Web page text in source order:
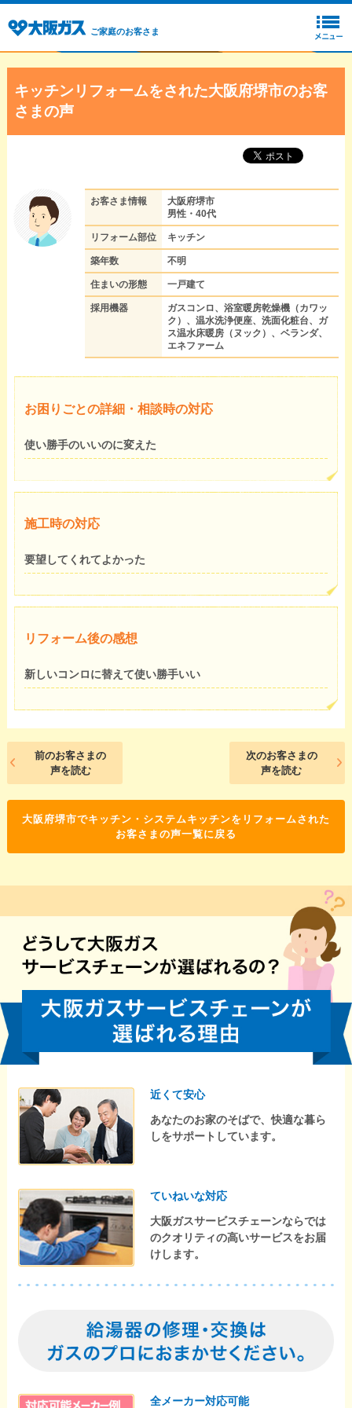
ご家庭のお客さま
キッチンリフォームをされた大阪府堺市のお客
さまの声
お客さま情報
大阪府堺市
男性・40代
リフォーム部位 キッチン
築年数 不明
住まいの形態 一戸建て
採用機器
ガスコンロ、浴室暖房乾燥機（カワッ
ク）、温水洗浄便座、洗面化粧台、ガ
ス温水床暖房（ヌック）、ベランダ、
エネファーム
お困りごとの詳細・相談時の対応
使い勝手のいいのに変えた
施工時の対応
要望してくれてよかった
リフォーム後の感想
新しいコンロに替えて使い勝手いい
前のお客さまの
声を読む
次のお客さまの
声を読む
大阪府堺市でキッチン・システムキッチンをリフォームされた
お客さまの声一覧に戻る
近くて安心
あなたのお家のそばで、快適な暮ら
しをサポートしています。
ていねいな対応
大阪ガスサービスチェーンならでは
のクオリティの高いサービスをお届
けします。
全メーカー対応可能